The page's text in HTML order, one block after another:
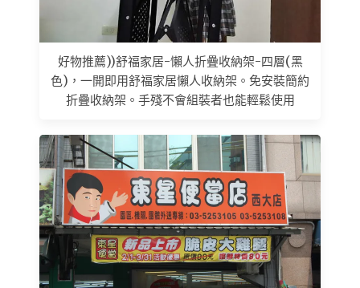
好物推薦))舒福家居-懶人折疊收納架-四層(黑
色)，一開即用舒福家居懶人收納架。免安裝簡約
折疊收納架。手殘不會組裝者也能輕鬆使用